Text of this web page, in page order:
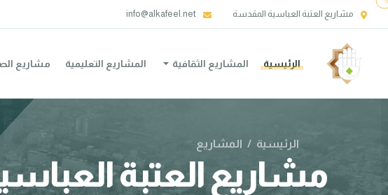
مشاريع العتبة العباسية المقدسة info@alkafeel.net
الرئيسية المشاريع الثقافية المشاريع التعليمية مشاريع
الرئيسية / المشاريع
مشاريع العتبة